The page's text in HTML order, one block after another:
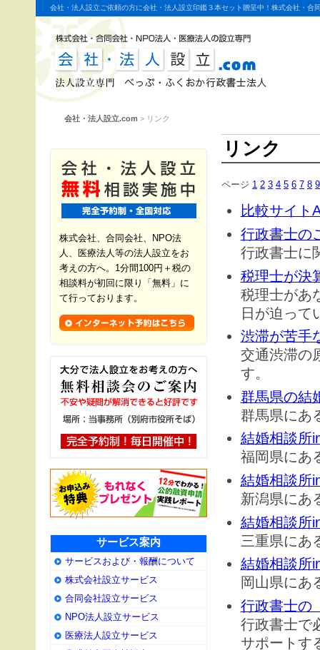
会社・法人設立ご依頼の方に会社・法人設立印鑑３本セット贈呈中！株式会社・
ふくおか行政書士法人。
会社・法人設立.com > リンク
リンク
ページ 1 2 3 4 5 6 7 8 9
比較サイト
行政書士の
行政書士に
税理士が決
税理士があ
日が迫って
渋滞が苦手
交通渋滞の
す。
群馬県の結
群馬県にあ
結婚相談所
福岡県にあ
結婚相談所
新潟県にあ
結婚相談所
三重県にあ
結婚相談所
岡山県にあ
行政書士の
行政書士で
サポートす
株式会社、合同会社、NPO法
人、医療法人等の法人設立をお
考えの方へ。1分間100円＋税の
相談料が初回に限り「無料」に
て行っております。
サービス案内
サービスおよび・報酬について
株式会社設立サービス
合同会社設立サービス
NPO法人設立サービス
医療法人設立サービス